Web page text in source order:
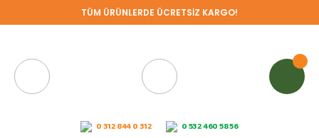
TÜM ÜRÜNLERDE ÜCRETSİZ KARGO!
0 312 844 0 312 0 532 460 58 56